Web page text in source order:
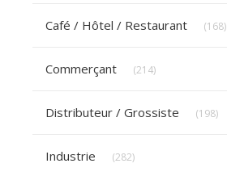
Café / Hôtel / Restaurant (168)
Commerçant (214)
Distributeur / Grossiste (198)
Industrie (282)